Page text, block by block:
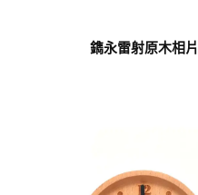
鐫永雷射原木相片